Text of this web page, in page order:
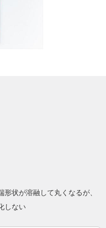
状が溶融して丸くなるが、
しない